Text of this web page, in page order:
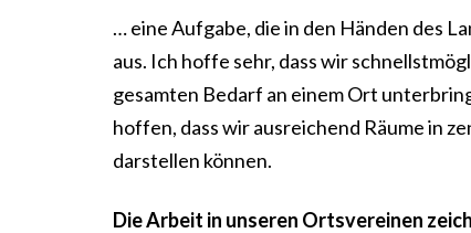
… eine Aufgabe, die in den Händen des
aus. Ich hoffe sehr, dass wir
gesamten Bedarf an einem Ort
hoffen, dass wir ausreichend Räume in
darstellen können.
Die Arbeit in unseren Ortsvereinen